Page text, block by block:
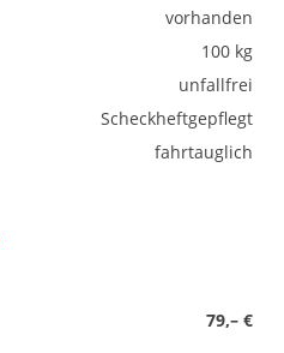
vorhanden
100 kg
unfallfrei
Scheckheftgepflegt
fahrtauglich
79,– €